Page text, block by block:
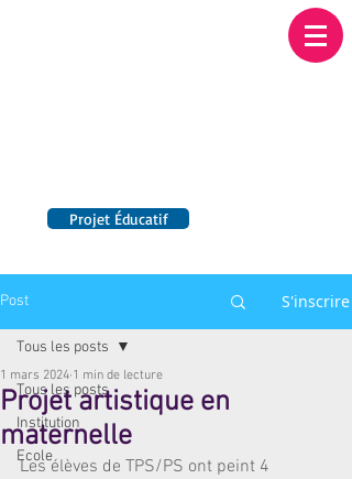
Projet Éducatif
Post S'inscrire
Tous les posts
Institution
Ecole
Tous les posts
Projet artistique en
maternelle
1 mars 2024 1 min de lecture
Les élèves de TPS/PS ont peint 4